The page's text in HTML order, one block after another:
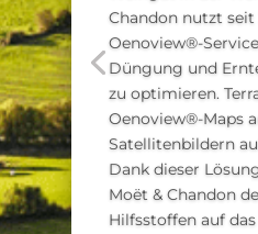
Chandon nutzt seit
Oenoview®-
Düngung und
zu optimieren.
Oenoview®-Maps
Satellitenbildern
Dank dieser
Moët & Chandon
Hilfsstoffen auf